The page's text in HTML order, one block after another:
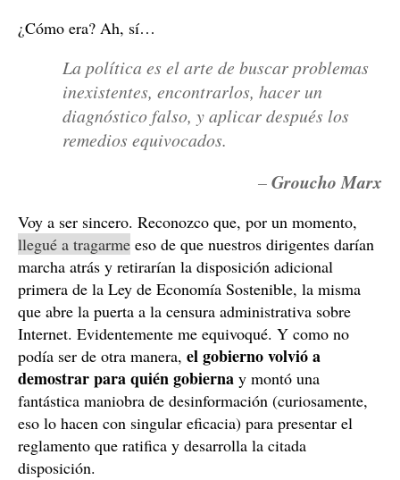
¿Cómo era? Ah, sí…
La política es el arte de buscar problemas
inexistentes, encontrarlos, hacer un
diagnóstico falso, y aplicar después los
remedios equivocados.
–Groucho Marx
Voy a ser sincero. Reconozco que, por un momento,
llegué a tragarme eso de que nuestros dirigentes darían
marcha atrás y retirarían la disposición adicional
primera de la Ley de Economía Sostenible, la misma
que abre la puerta a la censura administrativa sobre
Internet. Evidentemente me equivoqué. Y como no
podía ser de otra manera, el gobierno volvió a
demostrar para quién gobierna y montó una
fantástica maniobra de desinformación (curiosamente,
eso lo hacen con singular eficacia) para presentar el
reglamento que ratifica y desarrolla la citada
disposición.